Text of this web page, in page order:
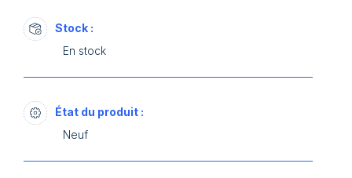
Stock :
En stock
État du produit :
Neuf